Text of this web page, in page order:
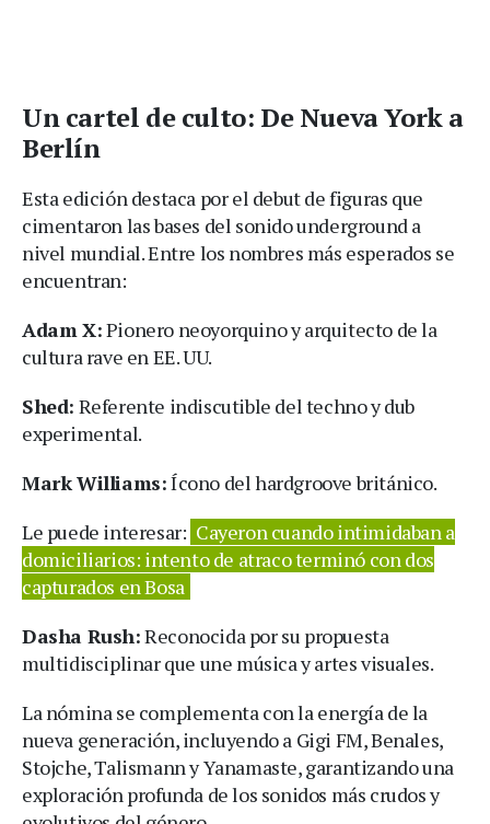
Un cartel de culto: De Nueva York a
Berlín
Esta edición destaca por el debut de figuras que
cimentaron las bases del sonido underground a
nivel mundial. Entre los nombres más esperados se
encuentran:
Adam X:Pionero neoyorquino y arquitecto de la
cultura rave en EE. UU.
Shed: Referente indiscutible del techno y dub
experimental.
Mark Williams:Ícono del hardgroove británico.
Le puede interesar: Cayeron cuando intimidaban a
domiciliarios: intento de atraco terminó con dos
capturados en Bosa
Dasha Rush:Reconocida por su propuesta
multidisciplinar que une música y artes visuales.
La nómina se complementa con la energía de la
nueva generación, incluyendo a Gigi FM, Benales,
Stojche, Talismann y Yanamaste, garantizando una
exploración profunda de los sonidos más crudos y